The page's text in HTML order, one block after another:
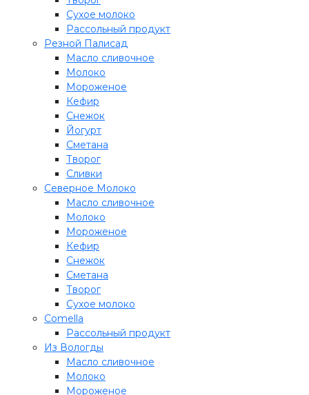
Сухое молоко
Рассольный продукт
Резной Палисад
Масло сливочное
Молоко
Мороженое
Кефир
Снежок
Йогурт
Сметана
Творог
Сливки
Северное Молоко
Масло сливочное
Молоко
Мороженое
Кефир
Снежок
Сметана
Творог
Сухое молоко
Comеlla
Рассольный продукт
Из Вологды
Масло сливочное
Молоко
Мороженое